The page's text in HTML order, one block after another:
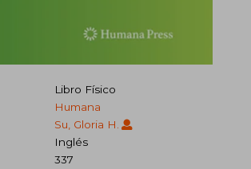
Libro Físico
Humana
Su, Gloria H.
Inglés
337